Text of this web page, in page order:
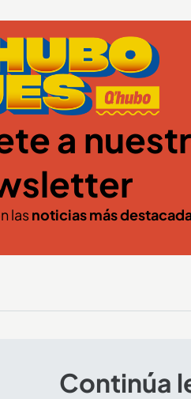
a
lasnoticias más
Continúa